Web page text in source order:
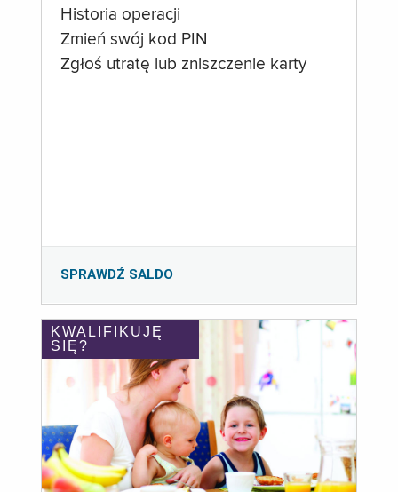
Historia operacji
Zmień swój kod PIN
Zgłoś utratę lub zniszczenie karty
SPRAWDŹ SALDO
KWALIFIKUJĘ
SIĘ?